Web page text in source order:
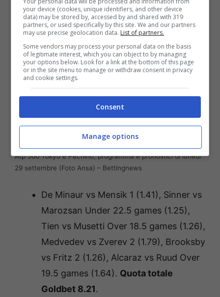
Atp 500 Tokyo e Pechino, programma e pronostici di lunedì
29 settembre (Foto Ansa) – Bettingnews
De Minaur vs Mensik 1 (1.41), Sinner vs
Marozsan Under 22.5 games (1.25),
Tien vs Musetti Over 18.5 games (1.26),
Medvedev vs Zverev 2 (1.79), Brooksby
vs Fritz 2 (1.26), Alcaraz vs Ruud Over
19.5 games (1.64). Quota totale
Goldbet 8.21.
your device (cookies, unique identifiers, and other device
data) may be stored by, accessed by and shared with 319
partners, or used specifically by this site. We and our partners
may use precise geolocation data. List of partners.
Some vendors may process your personal data on the basis
of legitimate interest, which you can object to by managing
your options below. Look for a link at the bottom of this page
or in the site menu to manage or withdraw consent in privacy
and cookie settings.
Consent
Manage options